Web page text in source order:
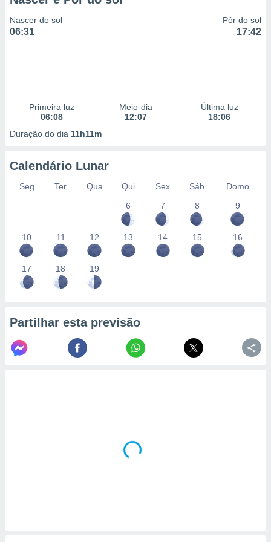
Nascer do sol
06:31
Pôr do sol
17:42
Primeira luz
06:08
Meio-dia
12:07
Última luz
18:06
Duração do dia 11h11m
Calendário Lunar
Seg Ter Qua Qui Sex Sáb
Domo
6
7 8 9
10 11 12 13 14 15 16
17 18 19
Partilhar esta previsão